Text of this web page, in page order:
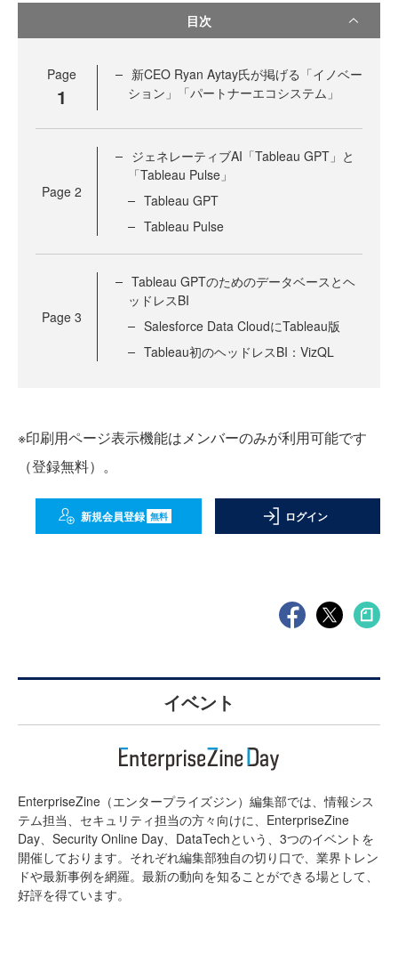
目次
Page
1
新CEO Ryan Aytay氏が掲げる「イノベー
ション」「パートナーエコシステム」
Page 2
ジェネレーティブAI「Tableau GPT」と
「Tableau Pulse」
Tableau GPT
Tableau Pulse
Page 3
Tableau GPTのためのデータベースとヘ
ッドレスBI
Salesforce Data CloudにTableau版
Tableau初のヘッドレスBI：VizQL
※印刷用ページ表示機能はメンバーのみが利用可能です
（登録無料）。
新規会員登録 無料 ログイン
イベント
EnterpriseZine（エンタープライズジン）編集部では、情報シス
テム担当、セキュリティ担当の方々向けに、EnterpriseZine
Day、Security Online Day、DataTechという、3つのイベントを
開催しております。それぞれ編集部独自の切り口で、業界トレン
ドや最新事例を網羅。最新の動向を知ることができる場として、
好評を得ています。